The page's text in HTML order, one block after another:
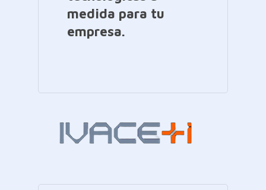
medida para tu
empresa.